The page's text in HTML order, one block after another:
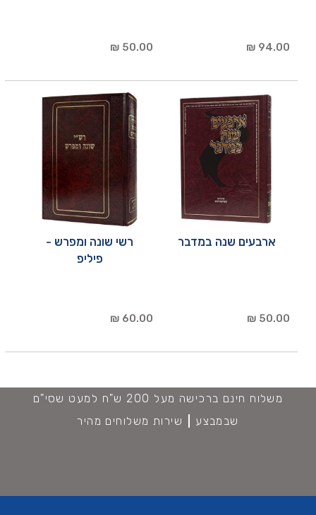
94.00 ₪
50.00 ₪
ארבעים שנה במדבר
50.00 ₪
רשי שונה ומפרש -
פיליפ
60.00 ₪
משלוח חינם ברכישה מעל 200 ש"ח למעט שסי"ם
שבמבצע
שירות משלוחים מהיר